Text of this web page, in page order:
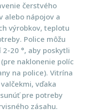
čerstvého
alebo nápojov a
výrobkov, teplotu
Police môžu
20 °, aby poskytli
naklonenie políc
na police). Vitrína
vďaka
pre potreby
zásahu.